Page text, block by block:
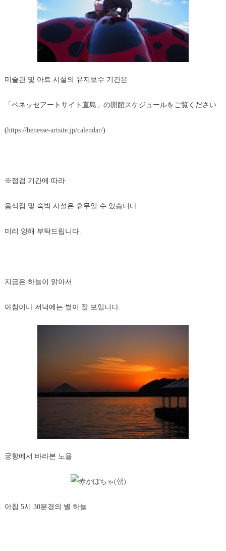
미술관 및 아트 시설의 유지보수 기간은
「ベネッセアートサイト直島」の開館スケジュールをご覧ください
(https://benesse-artsite.jp/calendar/)
※점검 기간에 따라
음식점 및 숙박 시설은 휴무일 수 있습니다.
미리 양해 부탁드립니다.
지금은 하늘이 맑아서
아침이나 저녁에는 별이 잘 보입니다.
궁항에서 바라본 노을
아침 5시 30분경의 별 하늘